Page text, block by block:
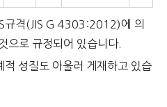
규격(JIS G 4303:2012)에 의
으로 규정되어 있습니다.
성질도 아울러 게재하고 있습